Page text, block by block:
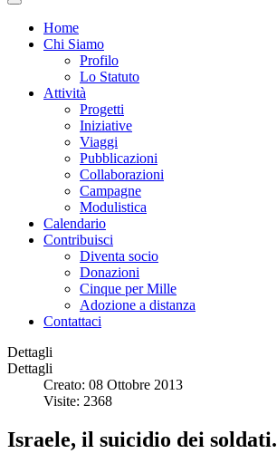
Home
Chi Siamo
Profilo
Lo Statuto
Attività
Progetti
Iniziative
Viaggi
Pubblicazioni
Collaborazioni
Campagne
Modulistica
Calendario
Contribuisci
Diventa socio
Donazioni
Cinque per Mille
Adozione a distanza
Contattaci
Dettagli
Dettagli
Creato: 08 Ottobre 2013
Visite: 2368
Israele, il suicidio dei soldati.